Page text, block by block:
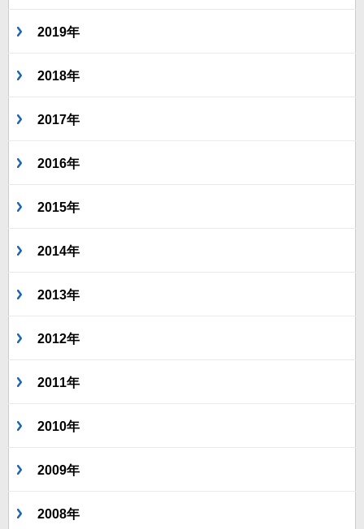
2019年
2018年
2017年
2016年
2015年
2014年
2013年
2012年
2011年
2010年
2009年
2008年